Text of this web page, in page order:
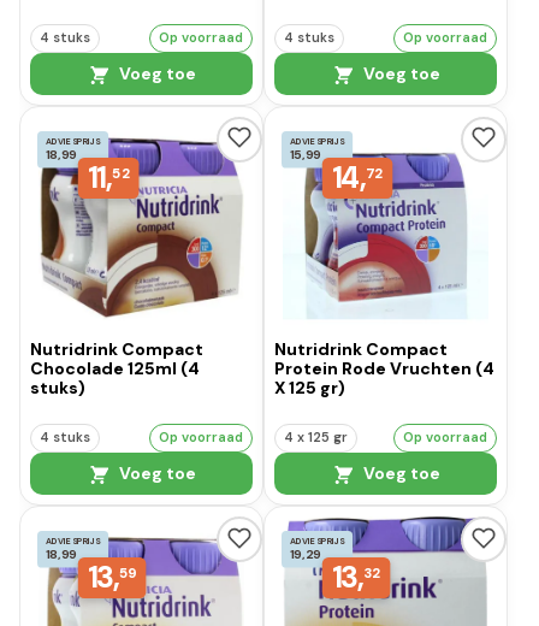
4 stuks Op voorraad
Voeg toe
4 stuks Op voorraad
Voeg toe
ADVIESPRIJS
18,99
11,52
Nutridrink Compact
Chocolade 125ml (4
stuks)
4 stuks Op voorraad
Voeg toe
ADVIESPRIJS
15,99
14,72
Nutridrink Compact
Protein Rode Vruchten (4
X 125 gr)
4 x 125 gr Op voorraad
Voeg toe
ADVIESPRIJS
18,99
13,59
ADVIESPRIJS
19,29
13,32